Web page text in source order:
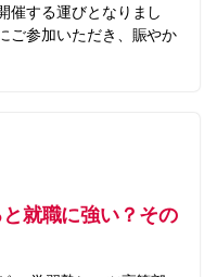
催する運びとなりまし
ご参加いただき、賑やか
就職に強い？その